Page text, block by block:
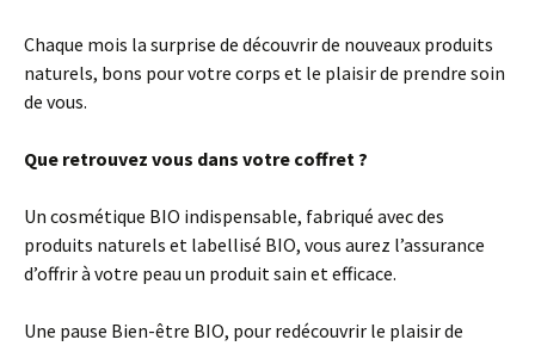
Chaque mois la surprise de découvrir de nouveaux produits
naturels, bons pour votre corps et le plaisir de prendre soin
de vous.
Que retrouvez vous dans votre coffret ?
Un cosmétique BIO indispensable, fabriqué avec des
produits naturels et labellisé BIO, vous aurez l’assurance
d’offrir à votre peau un produit sain et efficace.
Une pause Bien-être BIO, pour redécouvrir le plaisir de